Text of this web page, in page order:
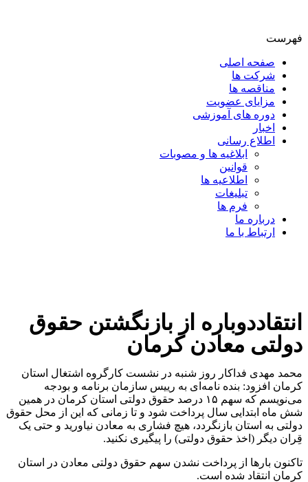
فهرست
صفحه اصلی
شرکت ها
مناقصه ها
مزایای عضویت
دوره های آموزشی
اخبار
اطلاع رسانی
ابلاغیه ها و مصوبات
قوانین
اطلاعیه ها
تبلیغات
فرم ها
درباره ما
ارتباط با ما
انتقاددوباره از بازنگشتن حقوق
دولتی معادن کرمان
محمد مهدی فداکار روز شنبه در نشست کارگروه اشتغال استان
کرمان افزود: بنده نامه‌ای به رییس سازمان برنامه و بودجه
می‌نویسم که سهم ۱۵ درصد حقوق دولتی استان کرمان در همین
شش ماه ابتدایی سال پرداخت شود و تا زمانی که این از محل حقوق
دولتی به استان بازنگردد، هیچ فشاری به معادن نیاورید و حتی یک
قِران دیگر (اخذ حقوق دولتی) را پیگیری نکنید.
تاکنون بارها از پرداخت نشدن سهم حقوق دولتی معادن در استان
کرمان انتقاد شده است.